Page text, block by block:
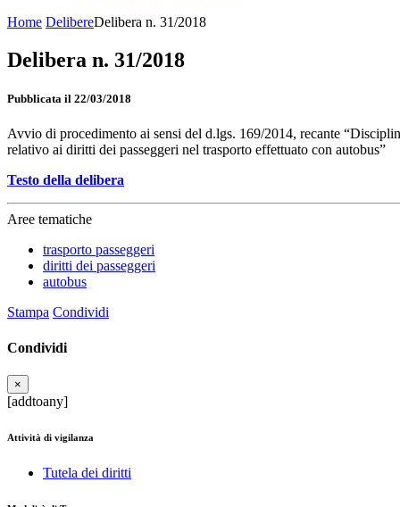
Home DelibereDelibera n. 31/2018
Delibera n. 31/2018
Pubblicata il 22/03/2018
Avvio di procedimento ai sensi del d.lgs. 169/2014, recante
relativo ai diritti dei passeggeri nel trasporto effettuato con autobus”
Testo della delibera
Aree tematiche
trasporto passeggeri
diritti dei passeggeri
autobus
Stampa Condividi
Condividi
×
[addtoany]
Attività di vigilanza
Tutela dei diritti